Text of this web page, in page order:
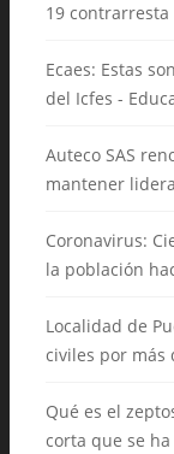
19
Ecaes: Estas
del Icfes -
Auteco SAS
mantener
Coronavirus:
la población
Localidad de
civiles por más
Qué es el
corta que se